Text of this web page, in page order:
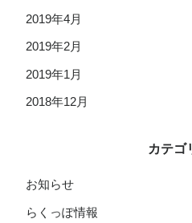
2019年4月
2019年2月
2019年1月
2018年12月
カテゴ
お知らせ
らくっぽ情報